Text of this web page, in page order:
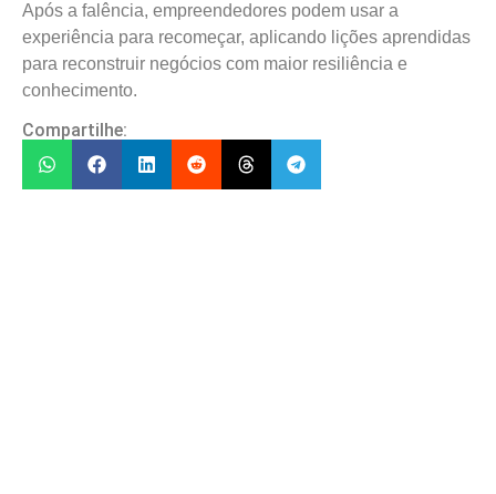
Após a falência, empreendedores podem usar a
experiência para recomeçar, aplicando lições aprendidas
para reconstruir negócios com maior resiliência e
conhecimento.
Compartilhe: